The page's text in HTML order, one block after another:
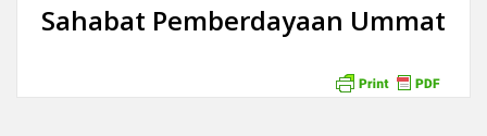
Sahabat Pemberdayaan Ummat